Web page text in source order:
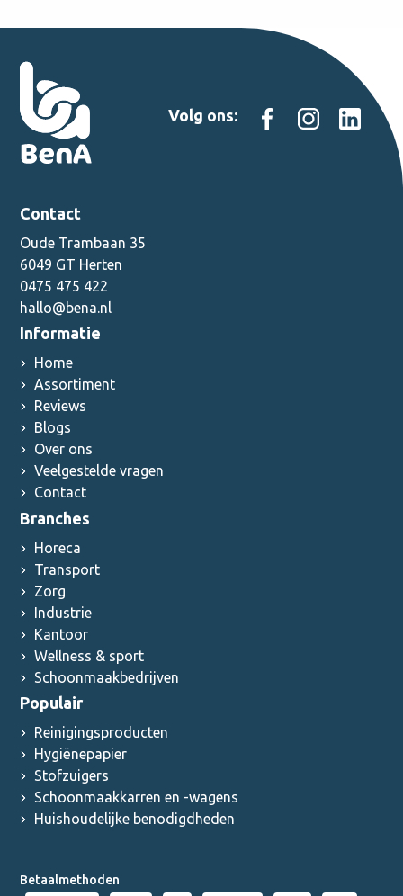
Volg ons:
Contact
Oude Trambaan 35
6049 GT Herten
0475 475 422
hallo@bena.nl
Informatie
Home
Assortiment
Reviews
Blogs
Over ons
Veelgestelde vragen
Contact
Branches
Horeca
Transport
Zorg
Industrie
Kantoor
Wellness & sport
Schoonmaakbedrijven
Populair
Reinigingsproducten
Hygiënepapier
Stofzuigers
Schoonmaakkarren en -wagens
Huishoudelijke benodigdheden
Betaalmethoden